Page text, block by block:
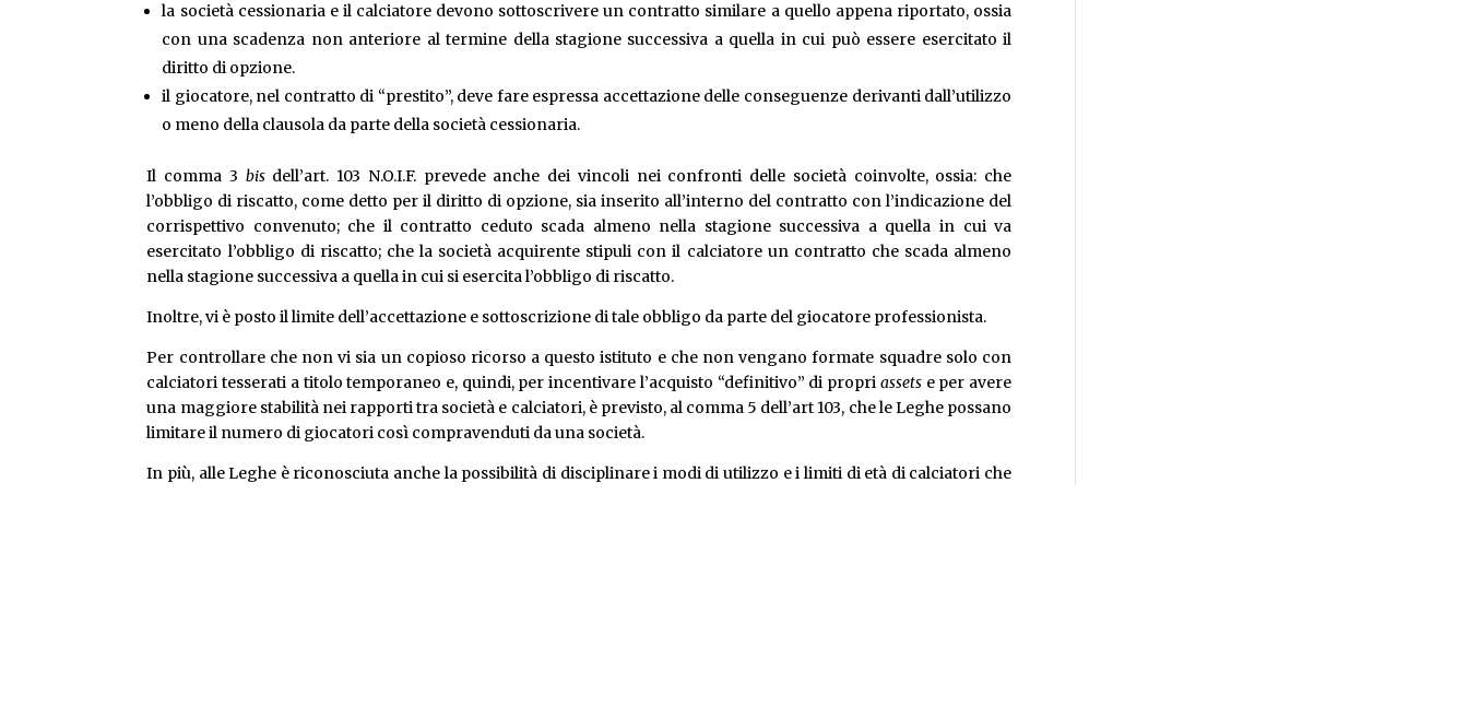
la società cessionaria e il calciatore devono sottoscrivere un contratto similare a quello appena riportato, ossia
con una scadenza non anteriore al termine della stagione successiva a quella in cui può essere esercitato il
diritto di opzione.
il giocatore, nel contratto di “prestito”, deve fare espressa accettazione delle conseguenze derivanti dall’utilizzo
o meno della clausola da parte della società cessionaria.
Il comma 3 bisdell’art. 103 N.O.I.F. prevede anche dei vincoli nei confronti delle società coinvolte, ossia: che
l’obbligo di riscatto, come detto per il diritto di opzione, sia inserito all’interno del contratto con l’indicazione del
corrispettivo convenuto; che il contratto ceduto scada almeno nella stagione successiva a quella in cui va
esercitato l’obbligo di riscatto; che la società acquirente stipuli con il calciatore un contratto che scada almeno
nella stagione successiva a quella in cui si esercita l’obbligo di riscatto.
Inoltre, vi è posto il limite dell’accettazione e sottoscrizione di tale obbligo da parte del giocatore professionista.
Per controllare che non vi sia un copioso ricorso a questo istituto e che non vengano formate squadre solo con
calciatori tesserati a titolo temporaneo e, quindi, per incentivare l’acquisto “definitivo” di propri assetse per avere
una maggiore stabilità nei rapporti tra società e calciatori, è previsto, al comma 5 dell’art 103, che le Leghe possano
limitare il numero di giocatori così compravenduti da una società.
In più, alle Leghe è riconosciuta anche la possibilità di disciplinare i modi di utilizzo e i limiti di età di calciatori che